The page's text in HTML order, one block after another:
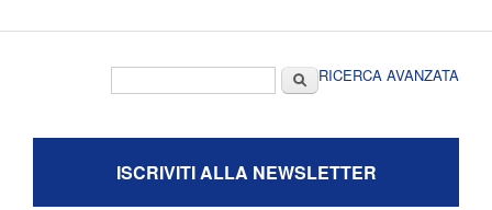
CercaRICERCA AVANZATA
ISCRIVITI ALLA NEWSLETTER